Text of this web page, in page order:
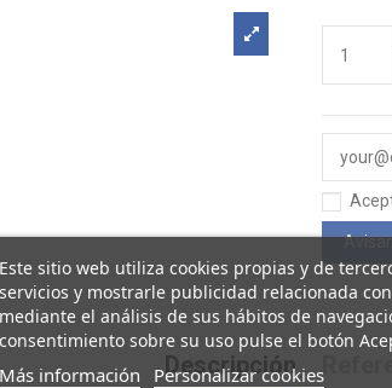
Descripción
Este sitio web utiliza cookies propias y de
servicios y mostrarle publicidad relacionada
mediante el análisis de sus hábitos de
consentimiento sobre su uso pulse el botón
Más información Personalizar cookies